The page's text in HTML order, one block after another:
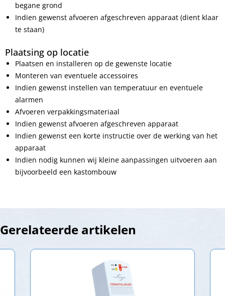
begane grond
Indien gewenst afvoeren afgeschreven apparaat (dient klaar
te staan)
Plaatsing op locatie
Plaatsen en installeren op de gewenste locatie
Monteren van eventuele accessoires
Indien gewenst instellen van temperatuur en eventuele
alarmen
Afvoeren verpakkingsmateriaal
Indien gewenst afvoeren afgeschreven apparaat
Indien gewenst een korte instructie over de werking van het
apparaat
Indien nodig kunnen wij kleine aanpassingen uitvoeren aan
bijvoorbeeld een kastombouw
Gerelateerde artikelen